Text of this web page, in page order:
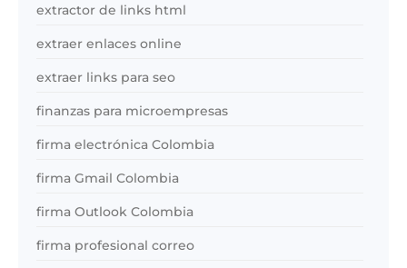
extractor de links html
extraer enlaces online
extraer links para seo
finanzas para microempresas
firma electrónica Colombia
firma Gmail Colombia
firma Outlook Colombia
firma profesional correo